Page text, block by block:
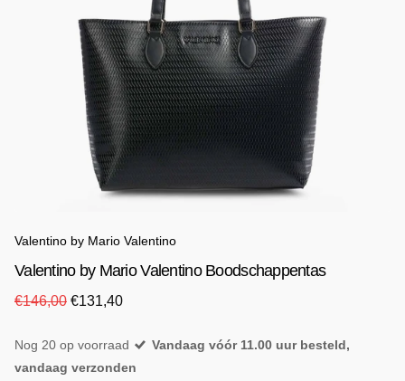
Valentino by Mario Valentino
Valentino by Mario Valentino Boodschappentas
€146,00 €131,40
Nog 20 op voorraad
Vandaag vóór 11.00 uur besteld,
vandaag verzonden